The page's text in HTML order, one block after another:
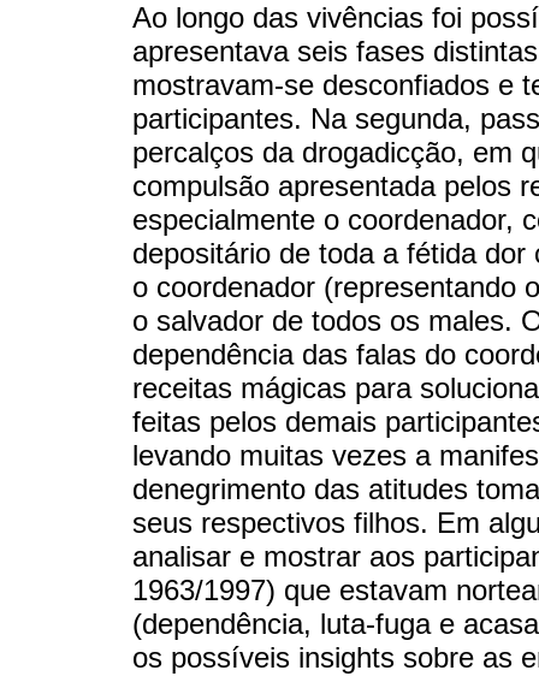
Ao longo das vivências foi
apresentava seis fases
mostravam-se desconfiados e
participantes. Na segunda,
percalços da drogadicção, em
compulsão apresentada pelos
especialmente o coordenador,
depositário de toda a fétida
o coordenador (representando
o salvador de todos os males.
dependência das falas do
receitas mágicas para
feitas pelos demais
levando muitas vezes a
denegrimento das atitudes
seus respectivos filhos. Em
analisar e mostrar aos
1963/1997) que estavam
(dependência, luta-fuga e
os possíveis insights sobre as